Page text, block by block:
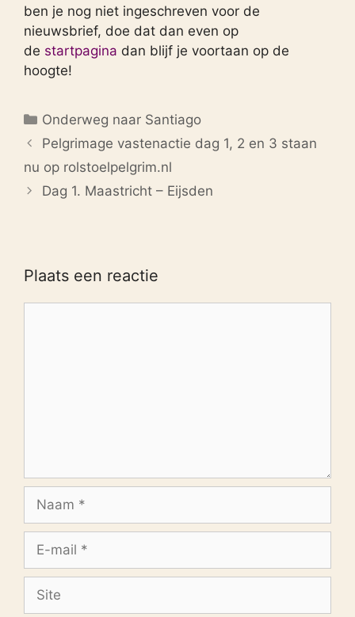
ben je nog niet ingeschreven voor de
nieuwsbrief, doe dat dan even op
de startpagina dan blijf je voortaan op de
hoogte!
Categorieën
Onderweg naar Santiago
Pelgrimage vastenactie dag 1, 2 en 3 staan
nu op rolstoelpelgrim.nl
Dag 1. Maastricht – Eijsden
Plaats een reactie
mail